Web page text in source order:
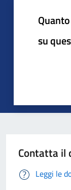
su
Contatta il
Leggi le